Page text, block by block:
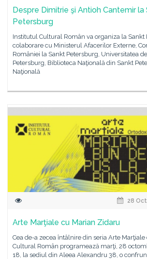
Despre Dimitrie şi Antioh Cantemir la
Petersburg
Institutul Cultural Român va organiza la Sankt
colaborare cu Ministerul Afacerilor Externe,
României la Sankt Petersburg, Universitatea
Petersburg, Biblioteca Naţională din Sankt
Naţională
28
Arte Marţiale cu Marian Zidaru
Cea de-a zecea întâlnire din seria Arte
Cultural Român programează marţi, 28
18, la sediul din Aleea Alexandru 38, o